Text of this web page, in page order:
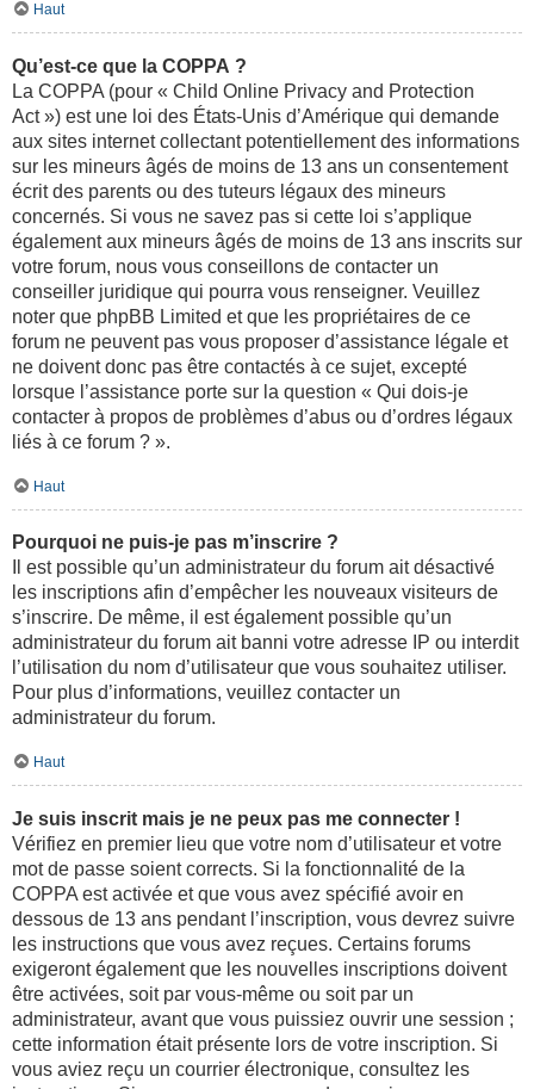
Haut
Qu’est-ce que la COPPA ?
La COPPA (pour « Child Online Privacy and Protection
Act ») est une loi des États-Unis d’Amérique qui demande
aux sites internet collectant potentiellement des informations
sur les mineurs âgés de moins de 13 ans un consentement
écrit des parents ou des tuteurs légaux des mineurs
concernés. Si vous ne savez pas si cette loi s’applique
également aux mineurs âgés de moins de 13 ans inscrits sur
votre forum, nous vous conseillons de contacter un
conseiller juridique qui pourra vous renseigner. Veuillez
noter que phpBB Limited et que les propriétaires de ce
forum ne peuvent pas vous proposer d’assistance légale et
ne doivent donc pas être contactés à ce sujet, excepté
lorsque l’assistance porte sur la question « Qui dois-je
contacter à propos de problèmes d’abus ou d’ordres légaux
liés à ce forum ? ».
Haut
Pourquoi ne puis-je pas m’inscrire ?
Il est possible qu’un administrateur du forum ait désactivé
les inscriptions afin d’empêcher les nouveaux visiteurs de
s’inscrire. De même, il est également possible qu’un
administrateur du forum ait banni votre adresse IP ou interdit
l’utilisation du nom d’utilisateur que vous souhaitez utiliser.
Pour plus d’informations, veuillez contacter un
administrateur du forum.
Haut
Je suis inscrit mais je ne peux pas me connecter !
Vérifiez en premier lieu que votre nom d’utilisateur et votre
mot de passe soient corrects. Si la fonctionnalité de la
COPPA est activée et que vous avez spécifié avoir en
dessous de 13 ans pendant l’inscription, vous devrez suivre
les instructions que vous avez reçues. Certains forums
exigeront également que les nouvelles inscriptions doivent
être activées, soit par vous-même ou soit par un
administrateur, avant que vous puissiez ouvrir une session ;
cette information était présente lors de votre inscription. Si
vous aviez reçu un courrier électronique, consultez les